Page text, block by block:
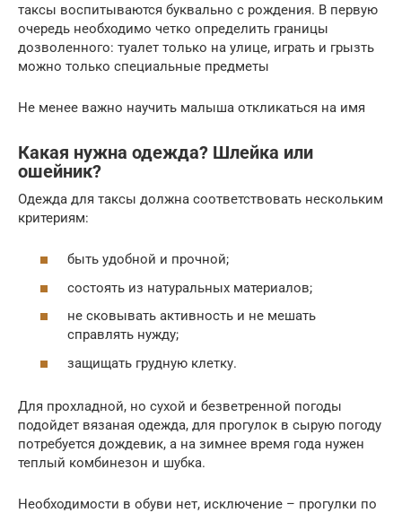
таксы воспитываются буквально с рождения. В первую
очередь необходимо четко определить границы
дозволенного: туалет только на улице, играть и грызть
можно только специальные предметы
Не менее важно научить малыша откликаться на имя
Какая нужна одежда? Шлейка или
ошейник?
Одежда для таксы должна соответствовать нескольким
критериям:
быть удобной и прочной;
состоять из натуральных материалов;
не сковывать активность и не мешать
справлять нужду;
защищать грудную клетку.
Для прохладной, но сухой и безветренной погоды
подойдет вязаная одежда, для прогулок в сырую погоду
потребуется дождевик, а на зимнее время года нужен
теплый комбинезон и шубка.
Необходимости в обуви нет, исключение – прогулки по